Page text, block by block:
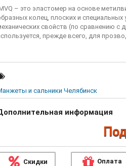
– это эластомер на основе
колец, плоских и
свойств (по сравнению с
прежде всего, для
и сальники Челябинск
информация
Скидки Оплата